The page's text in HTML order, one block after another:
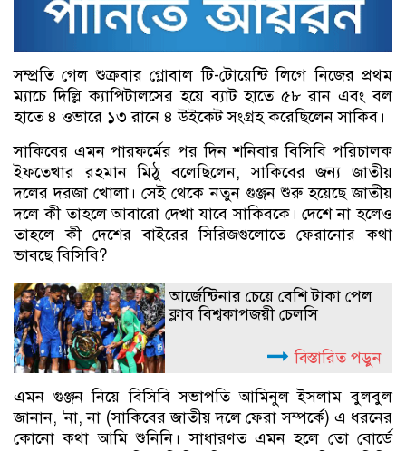
সম্প্রতি গেল শুক্রবার গ্লোবাল টি-টোয়েন্টি লিগে নিজের প্রথম
ম্যাচে দিল্লি ক্যাপিটালসের হয়ে ব্যাট হাতে ৫৮ রান এবং বল
হাতে ৪ ওভারে ১৩ রানে ৪ উইকেট সংগ্রহ করেছিলেন সাকিব।
সাকিবের এমন পারফর্মের পর দিন শনিবার বিসিবি পরিচালক
ইফতেখার রহমান মিঠু বলেছিলেন, সাকিবের জন্য জাতীয়
দলের দরজা খোলা। সেই থেকে নতুন গুঞ্জন শুরু হয়েছে জাতীয়
দলে কী তাহলে আবারো দেখা যাবে সাকিবকে। দেশে না হলেও
তাহলে কী দেশের বাইরের সিরিজগুলোতে ফেরানোর কথা
ভাবছে বিসিবি?
আর্জেন্টিনার চেয়ে বেশি টাকা পেল
ক্লাব বিশ্বকাপজয়ী চেলসি
বিস্তারিত পড়ুন
এমন গুঞ্জন নিয়ে বিসিবি সভাপতি আমিনুল ইসলাম বুলবুল
জানান, 'না, না (সাকিবের জাতীয় দলে ফেরা সম্পর্কে) এ ধরনের
কোনো কথা আমি শুনিনি। সাধারণত এমন হলে তো বোর্ডে